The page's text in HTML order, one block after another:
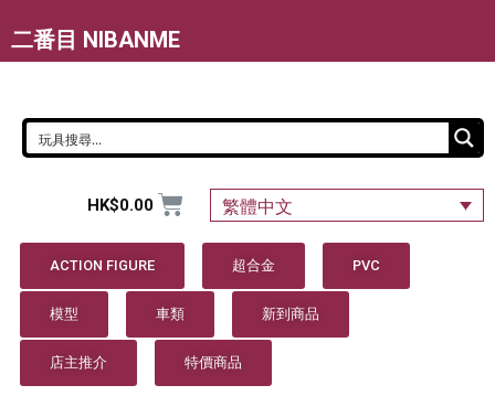
二番目 NIBANME
HK$0.00 繁體中文
ACTION FIGURE 超合金 PVC
模型 車類 新到商品
店主推介 特價商品